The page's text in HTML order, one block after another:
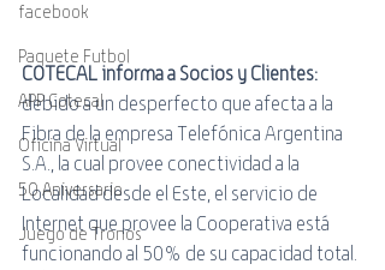
facebook
Paquete Futbol
APP Cotecal
Oficina Virtual
50 Aniversario
Juego de Tronos
COTECAL informa a Socios y Clientes:
debido a un desperfecto que afecta a la
Fibra de la empresa Telefónica Argentina
S.A., la cual provee conectividad a la
Localidad desde el Este, el servicio de
Internet que provee la Cooperativa está
funcionando al 50% de su capacidad total.